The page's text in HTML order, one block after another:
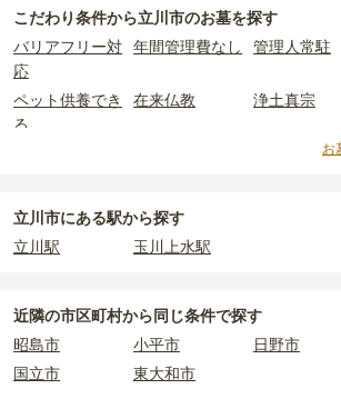
なお、お墓によっては以下の費用が別途かかる
・開眼法要の費用：お墓を新しく建てた際に
用。僧侶に渡すお布施がかかります。
納骨式の費用
：お墓に遺骨を納める儀式の
すお布施、会食などの費用がかかります。
：お墓の管理費。契約後、毎年
正確な費用は、区画や石材の選び方によって大
積もりを取るまで確定しません。
現地見学では、担当者に「提示金額以外にかか
現地への見学が難しい場合は、資料請求でも各
内を取り寄せることができます。
立川市で安価なお墓を探したい場合は、
お墓を探すのがおすすめです。
れているケースがほとんどです。
主な条件として、遺骨がすでにある、該当の
上住んでいるなどが挙げられます。
条件を満たさない場合は、申し込み自体がで
め、事前の確認が重要です。
契約条件の詳細は、各霊園のページをご確認
詳しくは、立川市 の永代供養の一覧をご覧くだ
こだわり条件から立川市のお墓を探す
バリアフリー対
応
年間管理費なし 管理人常駐
ペット供養でき
る
在来仏教 浄土真宗
お
立川市にある駅から探す
立川駅
玉川上水駅
近隣の市区町村から同じ条件で探す
昭島市
小平市 日野市
国立市
東大和市